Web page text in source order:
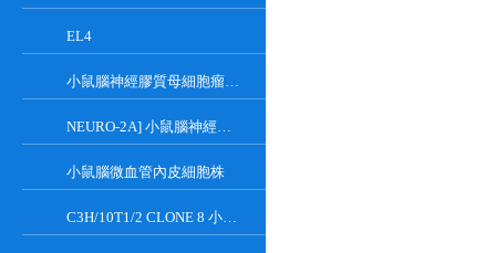
EL4
小鼠腦神經膠質母細胞瘤瘤株
NEURO-2A] 小鼠腦神經瘤細胞
小鼠腦微血管內皮細胞株
C3H/10T1/2 CLONE 8 小鼠胚胎成纖維細胞系